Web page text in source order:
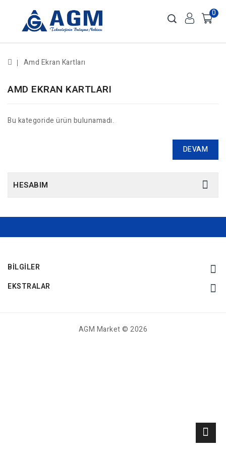
0
Amd Ekran Kartları
AMD EKRAN KARTLARI
Bu kategoride ürün bulunamadı.
DEVAM
HESABIM
BILGILER
EKSTRALAR
AGM Market © 2026